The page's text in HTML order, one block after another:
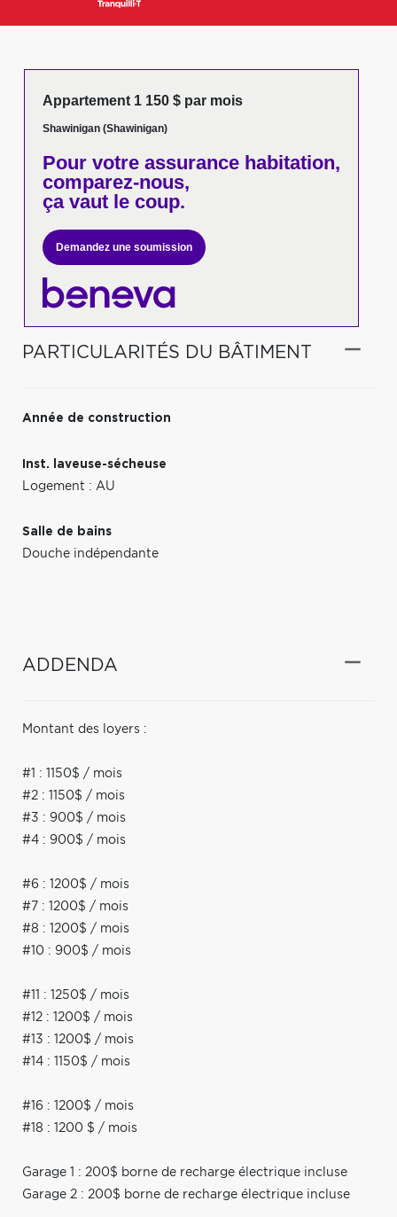
Appartement 1 150 $ par mois
Shawinigan (Shawinigan)
Pour votreassurance habitation,
comparez-nous,
ça vaut le coup.
Demandez une soumission
PARTICULARITÉS DU BÂTIMENT
Année de construction
Inst. laveuse-sécheuse
Logement : AU
Salle de bains
Douche indépendante
ADDENDA
Montant des loyers :
#1 : 1150$ / mois
#2 : 1150$ / mois
#3 : 900$ / mois
#4 : 900$ / mois
#6 : 1200$ / mois
#7 : 1200$ / mois
#8 : 1200$ / mois
#10 : 900$ / mois
#11 : 1250$ / mois
#12 : 1200$ / mois
#13 : 1200$ / mois
#14 : 1150$ / mois
#16 : 1200$ / mois
#18 : 1200 $ / mois
Garage 1 : 200$ borne de recharge électrique incluse
Garage 2 : 200$ borne de recharge électrique incluse